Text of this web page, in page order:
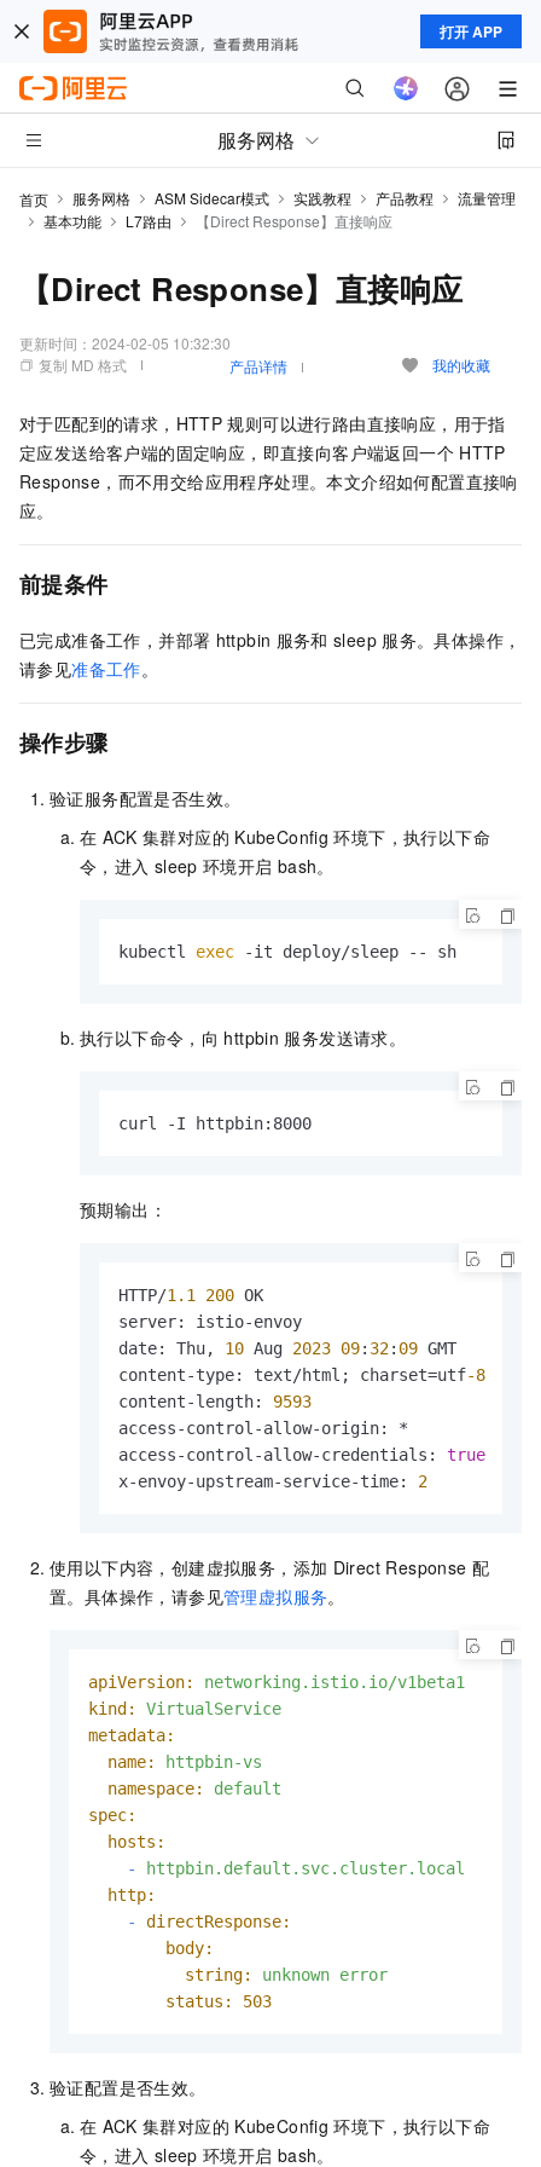
打开 APP
服务网格
首页 服务网格 ASM Sidecar模式 实践教程 产品教程
流量管理
基本功能
L7路由 【Direct Response】直接响应
【Direct Response】直接响应
更新时间： 2024-02-05 10:32:30
复制 MD 格式
产品详情 我的收藏
对于匹配到的请求，HTTP 规则可以进行路由直接响应，用于指
定应发送给客户端的固定响应，即直接向客户端返回一个 HTTP
Response，而不用交给应用程序处理。本文介绍如何配置直接响
应。
前提条件
已完成准备工作，并部署 httpbin 服务和 sleep 服务。具体操作，
请参见准备工作。
操作步骤
验证服务配置是否生效。
在 ACK 集群对应的 KubeConfig 环境下，执行以下命
令，进入 sleep 环境开启 bash。
kubectl exec -it deploy/sleep -- sh
执行以下命令，向 httpbin 服务发送请求。
curl -I httpbin:8000
预期输出：
HTTP/1.1 200 OK
server:
istio-envoy
date: Thu, 10 Aug 2023 09: 32: 09 GMT
content-type: text/html; charset=utf-8
content-length:
9593
access-control-allow-origin:
*
access-control-allow-credentials :
true
x-envoy-upstream-service-time: 2
使用以下内容，创建虚拟服务，添加 Direct Response 配
置。具体操作，请参见管理虚拟服务。
apiVersion:
networking.istio.io/v1beta1
kind:
VirtualService
metadata:
name:
httpbin-vs
namespace:
default
spec:
hosts:
-
httpbin.default.svc.cluster.local
http:
-
directResponse:
body:
string:
unknown error
status:
503
验证配置是否生效。
在 ACK 集群对应的 KubeConfig 环境下，执行以下命
令，进入 sleep 环境开启 bash。